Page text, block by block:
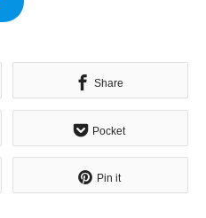
Share
Pocket
Pin it